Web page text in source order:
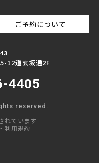
ご予約について
12道玄坂通2F
4405
reserved.
れています
・利用規約